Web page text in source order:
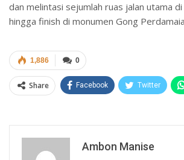
dan melintasi sejumlah ruas jalan utama
hingga finish di monumen Gong
0
1,886
Share Facebook Twitter
Ambon Manise